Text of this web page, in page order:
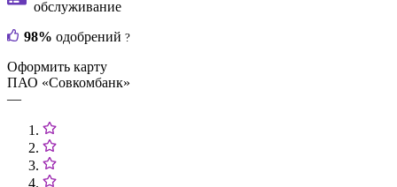
обслуживание
98% одобрений ?
Оформить карту
ПАО «Совкомбанк»
—